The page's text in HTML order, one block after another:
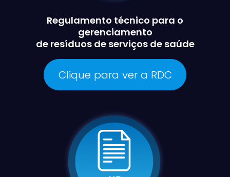
Regulamento técnico para o
gerenciamento
de resíduos de serviços de saúde
Clique para ver a RDC